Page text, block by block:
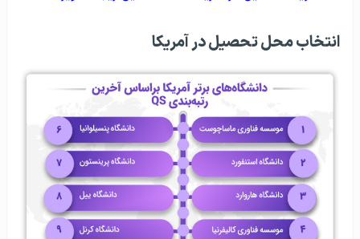
انتخاب محل تحصیل در آمریکا